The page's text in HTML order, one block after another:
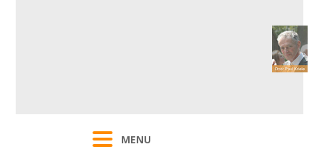
MENU